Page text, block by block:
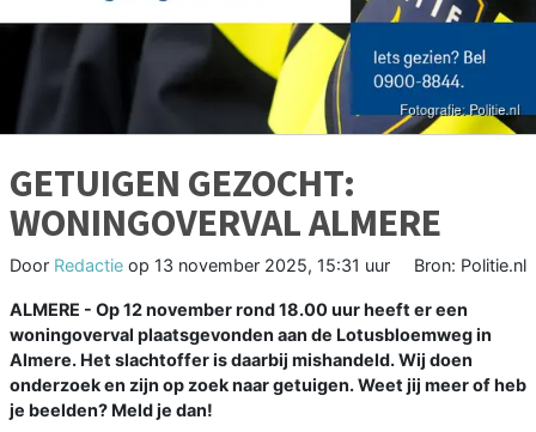
GETUIGEN GEZOCHT:
WONINGOVERVAL ALMERE
Door Redactie op 13 november 2025, 15:31 uur Bron: Politie.nl
ALMERE - Op 12 november rond 18.00 uur heeft er een
woningoverval plaatsgevonden aan de Lotusbloemweg in
Almere. Het slachtoffer is daarbij mishandeld. Wij doen
onderzoek en zijn op zoek naar getuigen. Weet jij meer of heb
je beelden? Meld je dan!